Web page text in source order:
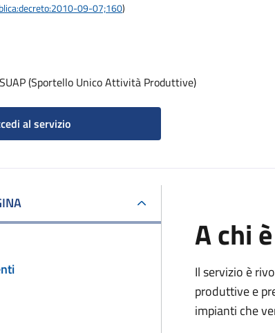
09-07;160)
(Sportello Unico Attività Produttive)
al servizio
A chi
Il servizio è
produttive e
impianti che